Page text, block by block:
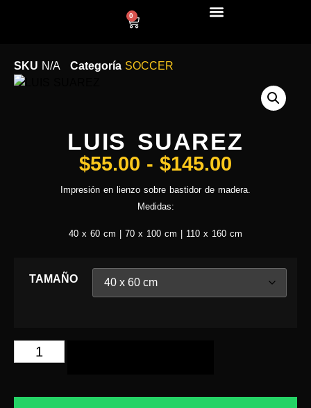
0
SKU N/A Categoría SOCCER
LUIS SUAREZ
$55.00 - $145.00
Impresión en lienzo sobre bastidor de madera.
Medidas:
40 x 60 cm | 70 x 100 cm | 110 x 160 cm
TAMAÑO